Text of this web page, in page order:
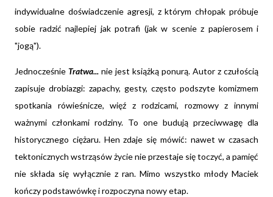
indywidualne doświadczenie agresji, z którym chłopak próbuje
sobie radzić najlepiej jak potrafi (jak w scenie z papierosem i
"jogą").
Jednocześnie Tratwa... nie jest książką ponurą. Autor z czułością
zapisuje drobiazgi: zapachy, gesty, często podszyte komizmem
spotkania rówieśnicze, więź z rodzicami, rozmowy z innymi
ważnymi członkami rodziny. To one budują przeciwwagę dla
historycznego ciężaru. Hen zdaje się mówić: nawet w czasach
tektonicznych wstrząsów życie nie przestaje się toczyć, a pamięć
nie składa się wyłącznie z ran. Mimo wszystko młody Maciek
kończy podstawówkę i rozpoczyna nowy etap.